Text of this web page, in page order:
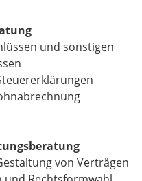
und sonstigen
von Verträgen